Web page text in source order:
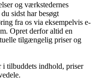
og værkstedernes
sidst har besøgt
fra os via eksempelvis e-
Opret derfor altid en
tilgængelig priser og
tilbuddets indhold, priser